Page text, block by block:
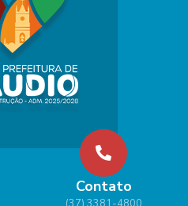
Contato